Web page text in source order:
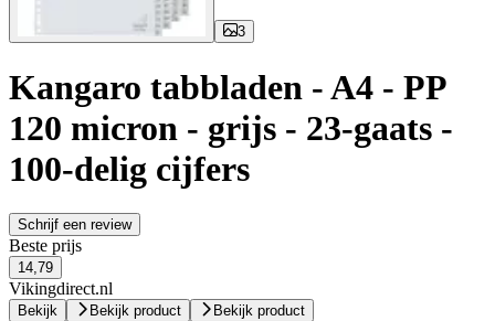
3
Kangaro tabbladen - A4 - PP
120 micron - grijs - 23-gaats -
100-delig cijfers
Schrijf een review
Beste prijs
14,79
Vikingdirect.nl
Bekijk Bekijk product Bekijk product